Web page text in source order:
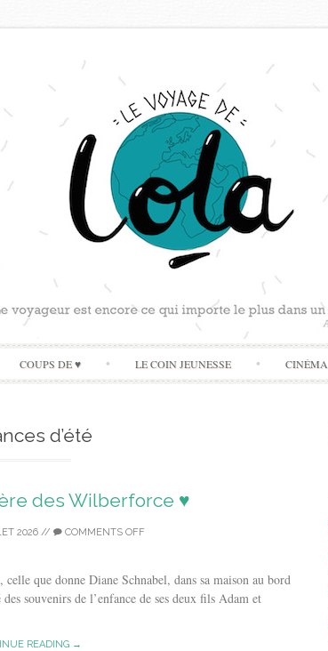
Skip
to
COUPS DE ♥ LE COIN JEUNESSE CINÉMA
d’été
des Wilberforce ♥
2026// COMMENTS OFF
que donne Diane Schnabel, dans sa maison au bord
souvenirs de l’enfance de ses deux fils Adam et
READING →